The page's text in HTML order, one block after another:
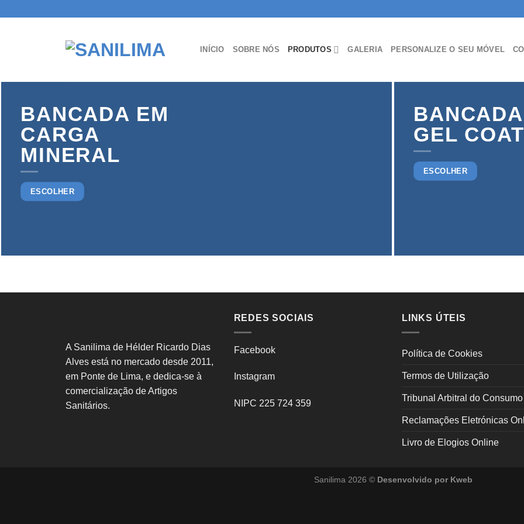
INÍCIO SOBRE NÓS PRODUTOS GALERIA PERSONALIZE O SEU MÓVEL
BANCADA EM
CARGA
MINERAL
ESCOLHER
GEL COAT
ESCOLHER
A Sanilima de Hélder Ricardo Dias
Alves está no mercado desde 2011,
em Ponte de Lima, e dedica-se à
comercialização de Artigos
Sanitários.
REDES SOCIAIS
Facebook
Instagram
NIPC 225 724 359
LINKS ÚTEIS
Política de Cookies
Termos de Utilização
Tribunal Arbitral do Consumo
Reclamações Eletrónicas
Livro de Elogios Online
Sanilima 2026 © Desenvolvido por Kweb